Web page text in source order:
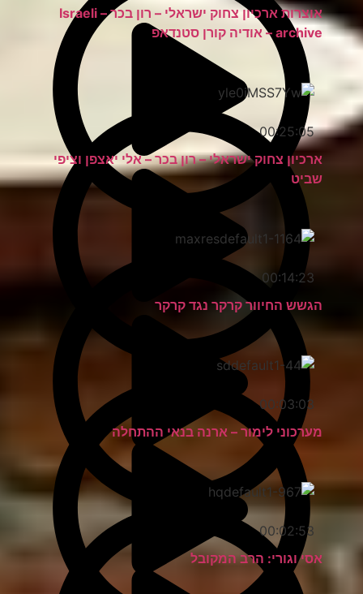
אוצרות ארכיון צחוק ישראלי – רון בכר – Israeli
archive – אודיה קורן סטנדאפ
00:25:05
ארכיון צחוק ישראלי – רון בכר – אלי יאצפן וציפי
00:14:23
הגשש החיוור קרקר נגד קרקר
00:03:03
מערכוני לימור – ארנה בנאי ההתחלה
00:02:53
אסי וגורי: הרב המקובל